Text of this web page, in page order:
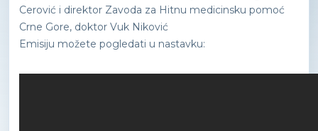
Cerović i direktor Zavoda za Hitnu medicinsku pomoć
Crne Gore, doktor Vuk Niković
Emisiju možete pogledati u nastavku: